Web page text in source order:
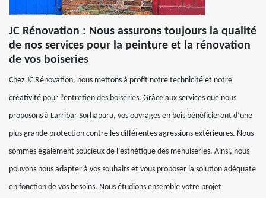
JC Rénovation : Nous assurons toujours la qualité
de nos services pour la peinture et la rénovation
de vos boiseries
Chez JC Rénovation, nous mettons à profit notre technicité et notre
créativité pour l’entretien des boiseries. Grâce aux services que nous
proposons à Larribar Sorhapuru, vos ouvrages en bois bénéficieront d’une
plus grande protection contre les différentes agressions extérieures. Nous
sommes également soucieux de l’esthétique des menuiseries. Ainsi, nous
pouvons nous adapter à vos souhaits et vous proposer la solution adéquate
en fonction de vos besoins. Nous étudions ensemble votre projet